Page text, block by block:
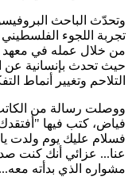
وتحدّث الباحث
تجربة اللجوء
من خلال عمله في معهد
حيث تحدث بإنسانية عن
التلاحم وتغيير أنماط
ووصلت رسالة من
فياض، كتب فيها
فسلام عليك يوم ولدت
عنا... عزائي أنك كنت
مشواره الذي بدأته